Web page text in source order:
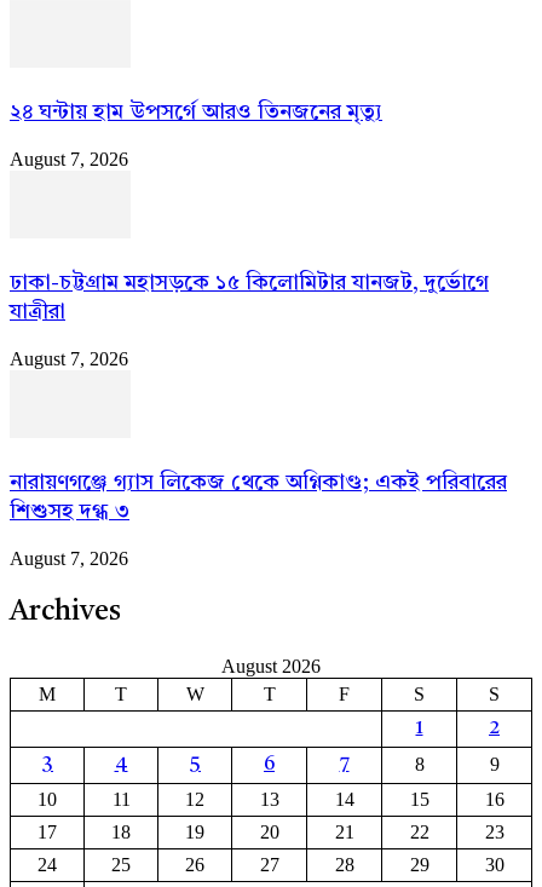
২৪ ঘন্টায় হাম উপসর্গে আরও তিনজনের মৃত্যু
August 7, 2026
ঢাকা-চট্টগ্রাম মহাসড়কে ১৫ কিলোমিটার যানজট, দুর্ভোগে
যাত্রীরা
August 7, 2026
নারায়ণগঞ্জে গ্যাস লিকেজ থেকে অগ্নিকাণ্ড; একই পরিবারের
শিশুসহ দগ্ধ ৩
August 7, 2026
Archives
August 2026
M
T W T F S S
1
2
3
4 5 6 7 8
9
10
11 12 13 14 15
16
17
18 19 20 21 22
23
24
25 26 27 28 29 30